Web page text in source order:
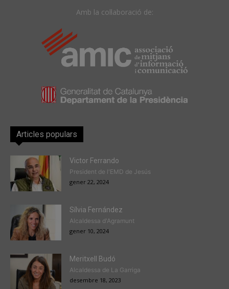
Amb la col·laboració de:
Articles populars
Victor Ferrando
President de l'EMD de Jesús
gener 22, 2024
Sílvia Fernández
Alcaldessa d'Agramunt
gener 10, 2024
Meritxell Budó
Alcaldessa de La Garriga
desembre 18, 2023